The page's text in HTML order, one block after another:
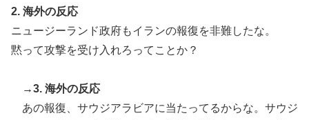
▶ 韓国人「韓国人が衝撃を受けた意外な日本の運転文化が
こちらです‥」→「日本人はこんなに徹底している‥」
▶
【朗報】韓国人「日本のサッカー選手、90年代の映画ス
海外の反応：熊本の病院で手術中に熊本地震が発生、大
揺れの中でも患者を守った医師たちの対応ぶりに海外大
2. 海外の反応
ニュージーランド政府もイランの報復を非難したな。
黙って攻撃を受け入れろってことか？
→3. 海外の反応
あの報復、サウジアラビアに当たってるからな。サウジ